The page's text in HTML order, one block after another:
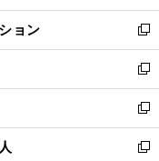
開
く
ウ
で
開
く
ン
ド
ウ
で
開
く
ウ
ィ
ン
ド
ウ
で
開
く
ョン
新
し
い
ウ
ィ
ン
ド
新
し
い
ウ
ィ
新
し
い
新